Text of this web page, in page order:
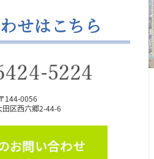
せはこちら
144-0056
田区西六郷2-44-6